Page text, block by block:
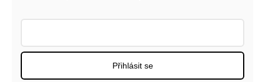
Přihlásit se